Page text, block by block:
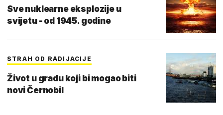
Sve nuklearne eksplozije u
svijetu - od 1945. godine
STRAH OD RADIJACIJE
Život u gradu koji bi mogao biti
novi Černobil